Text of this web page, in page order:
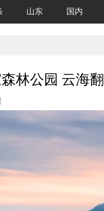
山东 国内
林公园 云海